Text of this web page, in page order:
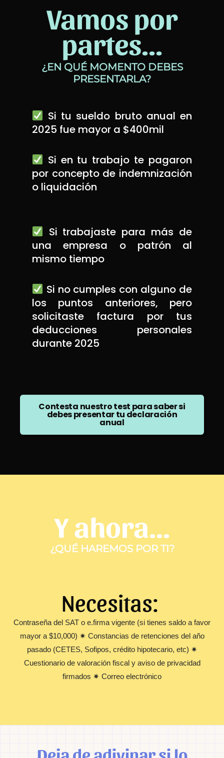
Vamos por
partes...
¿EN QUÉ MOMENTO DEBES
PRESENTARLA?
Si tu sueldo bruto anual en
2025 fue mayor a $400mil
Si en tu trabajo te pagaron
por concepto de indemnización
o liquidación
Si trabajaste para más de
una empresa o patrón
al
mismo tiempo
Si no cumples con alguno de
los puntos anteriores, pero
solicitaste factura por tus
deducciones personales
durante 2025
Contesta nuestro test para saber si
debes presentar tu declaración
anual
Y ahora...
¿QUÉ HAREMOS POR TI?
Necesitas:
Contraseña del SAT o e.firma vigente (si tienes saldo a favor
mayor a $10,000) ✷ Constancias de retenciones del año
pasado (CETES, Sofipos, crédito hipotecario, etc) ✷
Cuestionario de valoración fiscal y aviso de privacidad
firmados ✷ Correo electrónico